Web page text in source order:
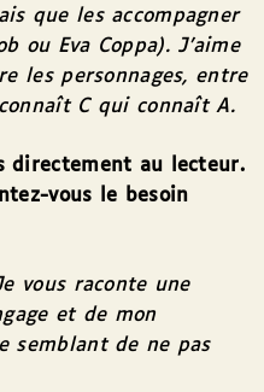
que les accompagner
ou Eva Coppa). J’aime
les personnages, entre
C qui connaît A.
directement au lecteur.
vous le besoin
vous raconte une
et de mon
semblant de ne pas